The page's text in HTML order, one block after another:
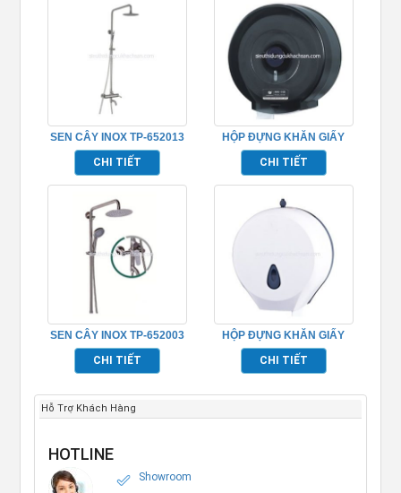
SEN CÂY INOX TP-652013
CHI TIẾT
HỘP ĐỰNG KHĂN GIẤY
TP695154
CHI TIẾT
SEN CÂY INOX TP-652003
CHI TIẾT
HỘP ĐỰNG KHĂN GIẤY
TP695155
CHI TIẾT
Hỗ Trợ Khách Hàng
HOTLINE
Showroom